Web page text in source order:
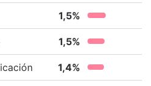
1,5%
1,5%
1,4%